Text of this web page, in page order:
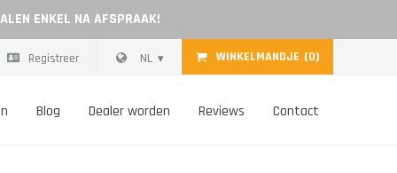
ENKEL NA AFSPRAAK!
WINKELMANDJE (0)
NL
Registreer
Blog Dealer worden Reviews Contact